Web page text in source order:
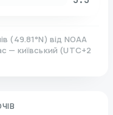
(49.81°N) від NOAA
— київський (UTC+2